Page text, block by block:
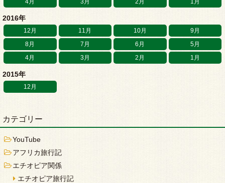
2016年
12月 11月 10月
9月
8月
7月 6月
5月
4月
3月 2月 1月
2015年
12月
カテゴリー
YouTube
アフリカ旅行記
エチオピア関係
エチオピア旅行記